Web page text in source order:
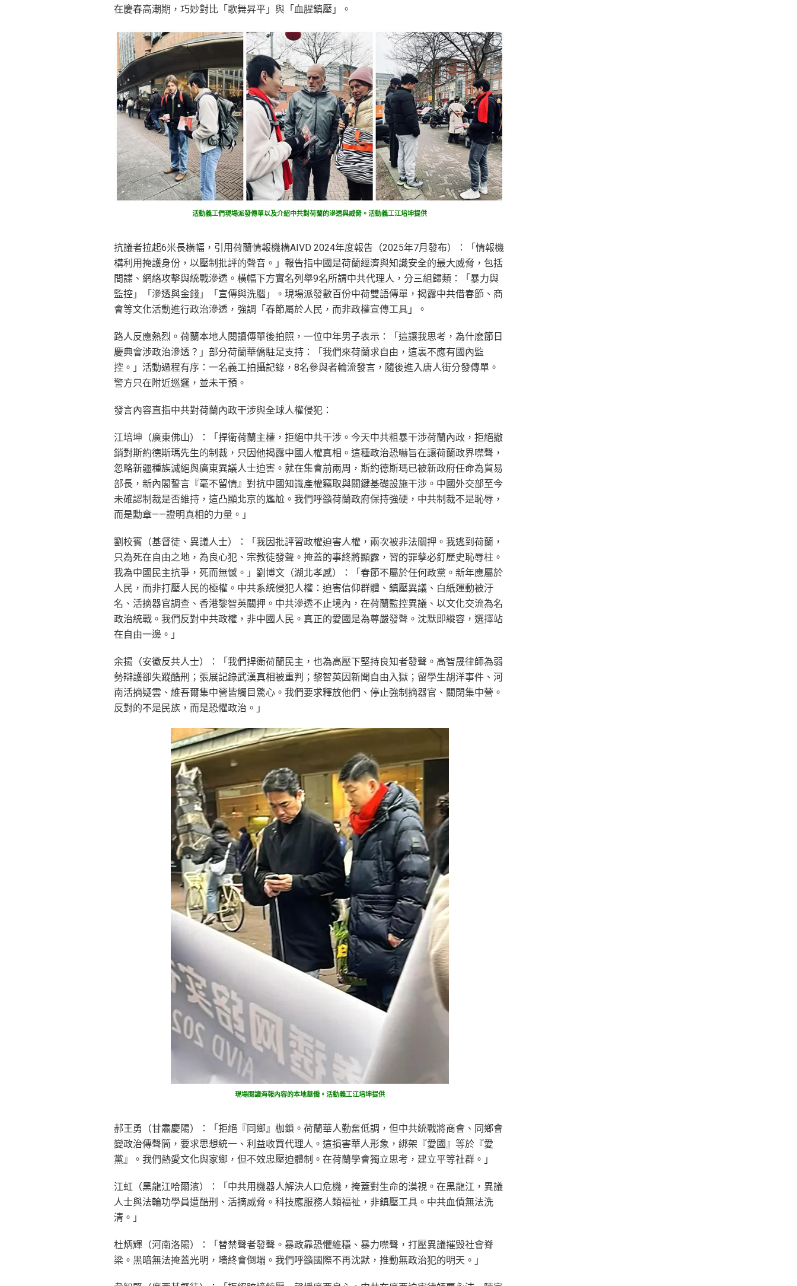
在慶春高潮期，巧妙對比「歌舞昇平」與「血腥鎮壓」。
活動義工們現場派發傳單以及介紹中共對荷蘭的滲透與威脅。活動義工江培坤提供
抗議者拉起6米長橫幅，引用荷蘭情報機構AIVD 2024年度報告（2025年7月發布）：「情報機
構利用掩護身份，以壓制批評的聲音。」報告指中國是荷蘭經濟與知識安全的最大威脅，包括
間諜、網絡攻擊與統戰滲透。橫幅下方實名列舉9名所謂中共代理人，分三組歸類：「暴力與
監控」「滲透與金錢」「宣傳與洗腦」。現場派發數百份中荷雙語傳單，揭露中共借春節、商
會等文化活動進行政治滲透，強調「春節屬於人民，而非政權宣傳工具」。
路人反應熱烈。荷蘭本地人閱讀傳單後拍照，一位中年男子表示：「這讓我思考，為什麽節日
慶典會涉政治滲透？」部分荷蘭華僑駐足支持：「我們來荷蘭求自由，這裏不應有國內監
控。」活動過程有序：一名義工拍攝記錄，8名參與者輪流發言，隨後進入唐人街分發傳單。
警方只在附近巡邏，並未干預。
發言內容直指中共對荷蘭內政干涉與全球人權侵犯：
江培坤（廣東佛山）：「捍衛荷蘭主權，拒絕中共干涉。今天中共粗暴干涉荷蘭內政，拒絕撤
銷對斯約德斯瑪先生的制裁，只因他揭露中國人權真相。這種政治恐嚇旨在讓荷蘭政界噤聲，
忽略新疆種族滅絕與廣東異議人士迫害。就在集會前兩周，斯約德斯瑪已被新政府任命為貿易
部長，新內閣誓言『毫不留情』對抗中國知識產權竊取與關鍵基礎設施干涉。中國外交部至今
未確認制裁是否維持，這凸顯北京的尷尬。我們呼籲荷蘭政府保持強硬，中共制裁不是恥辱，
而是勳章——證明真相的力量。」
劉校賓（基督徒、異議人士）：「我因批評習政權迫害人權，兩次被非法關押。我逃到荷蘭，
只為死在自由之地，為良心犯、宗教徒發聲。掩蓋的事終將顯露，習的罪孽必釘歷史恥辱柱。
我為中國民主抗爭，死而無憾。」劉博文（湖北孝感）：「春節不屬於任何政黨。新年應屬於
人民，而非打壓人民的極權。中共系統侵犯人權：迫害信仰群體、鎮壓異議、白紙運動被汙
名、活摘器官調查、香港黎智英關押。中共滲透不止境內，在荷蘭監控異議、以文化交流為名
政治統戰。我們反對中共政權，非中國人民。真正的愛國是為尊嚴發聲。沈默即縱容，選擇站
在自由一邊。」
余揚（安徽反共人士）：「我們捍衛荷蘭民主，也為高壓下堅持良知者發聲。高智晟律師為弱
勢辯護卻失蹤酷刑；張展記錄武漢真相被重判；黎智英因新聞自由入獄；留學生胡洋事件、河
南活摘疑雲、維吾爾集中營皆觸目驚心。我們要求釋放他們、停止強制摘器官、關閉集中營。
反對的不是民族，而是恐懼政治。」
現場閱讀海報內容的本地華僑。活動義工江培坤提供
郝王勇（甘肅慶陽）：「拒絕『同鄉』枷鎖。荷蘭華人勤奮低調，但中共統戰將商會、同鄉會
變政治傳聲筒，要求思想統一、利益收買代理人。這損害華人形象，綁架『愛國』等於『愛
黨』。我們熱愛文化與家鄉，但不效忠壓迫體制。在荷蘭學會獨立思考，建立平等社群。」
江虹（黑龍江哈爾濱）：「中共用機器人解決人口危機，掩蓋對生命的漠視。在黑龍江，異議
人士與法輪功學員遭酷刑、活摘威脅。科技應服務人類福祉，非鎮壓工具。中共血債無法洗
清。」
杜炳輝（河南洛陽）：「替禁聲者發聲。暴政靠恐懼維穩、暴力噤聲，打壓異議摧毀社會脊
梁。黑暗無法掩蓋光明，墻終會倒塌。我們呼籲國際不再沈默，推動無政治犯的明天。」